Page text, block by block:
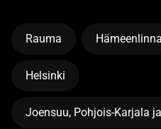
Rauma
Helsinki
Joensuu, Pohjois-Karjala